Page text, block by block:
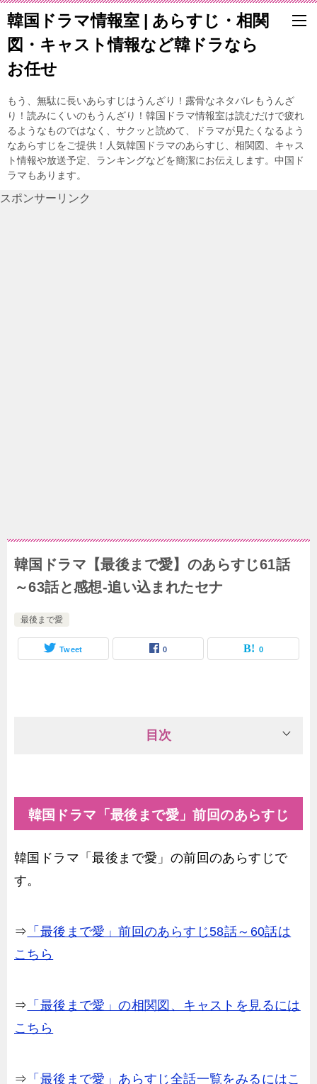
韓国ドラマ情報室 | あらすじ・相関
図・キャスト情報など韓ドラなら
お任せ
もう、無駄に長いあらすじはうんざり！露骨なネタバレもうんざ
り！読みにくいのもうんざり！韓国ドラマ情報室は読むだけで疲れ
るようなものではなく、サクッと読めて、ドラマが見たくなるよう
なあらすじをご提供！人気韓国ドラマのあらすじ、相関図、キャス
ト情報や放送予定、ランキングなどを簡潔にお伝えします。中国ド
ラマもあります。
スポンサーリンク
韓国ドラマ【最後まで愛】のあらすじ61話
～63話と感想-追い込まれたセナ
最後まで愛
Tweet 0 0
目次
韓国ドラマ「最後まで愛」前回のあらすじ
韓国ドラマ「最後まで愛」の前回のあらすじで
す。
⇒ 「最後まで愛」前回のあらすじ58話～60話は
こちら
⇒ 「最後まで愛」の相関図、キャストを見るには
こちら
⇒ 「最後まで愛」あらすじ全話一覧をみるにはこ